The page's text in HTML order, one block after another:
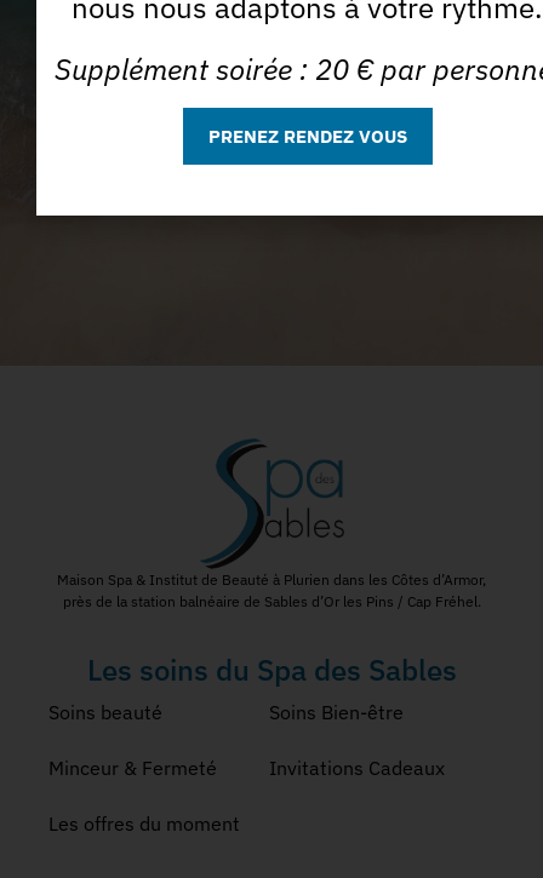
Maison Spa & Institut de Beauté à Plurien dans les Côtes d’Armor,
près de la station balnéaire de Sables d’Or les Pins / Cap Fréhel.
Les soins du Spa des Sables
Soins beauté Soins Bien-être
Minceur & Fermeté Invitations Cadeaux
Les offres du moment
Supplément soirée : 20 € par
PRENEZ RENDEZ VOUS